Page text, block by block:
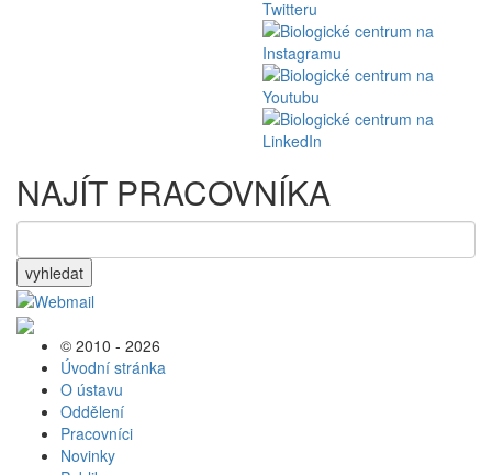
NAJÍT PRACOVNÍKA
vyhledat
© 2010 - 2026
Úvodní stránka
O ústavu
Oddělení
Pracovníci
Novinky